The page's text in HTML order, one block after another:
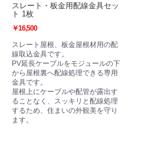
スレート・板金用配線金具セッ
ト 1枚
￥16,500
スレート屋根、板金屋根材用の配
線取込金具です。
PV延長ケーブルをモジュールの下
から屋根裏へ配線処理できる専用
金具です。
屋根上にケーブルや配管が露出す
ることなく、スッキリと配線処理
するため、住まいの外観美を守り
ます。